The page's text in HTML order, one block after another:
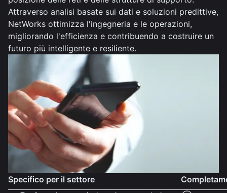
Attraverso analisi basate sui dati e soluzioni predittive,
NetWorks ottimizza l'ingegneria e le operazioni,
migliorando l'efficienza e contribuendo a costruire un
futuro più intelligente e resiliente.
Specifico per il settore